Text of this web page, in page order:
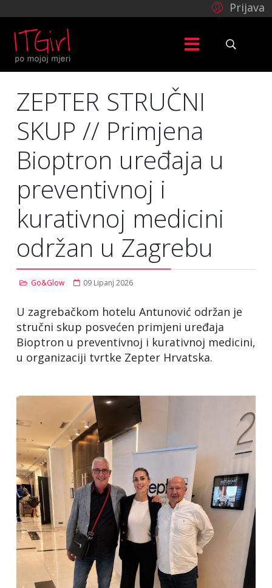
Prijava
ZEPTER STRUČNI
SKUP // Primjena
Bioptron uređaja u
preventivnoj i
kurativnoj medicini
održan u Zagrebu
Go&Glow 09 Lipanj 2026
U zagrebačkom hotelu Antunović održan je
stručni skup posvećen primjeni uređaja
Bioptron u preventivnoj i kurativnoj medicini,
u organizaciji tvrtke Zepter Hrvatska.